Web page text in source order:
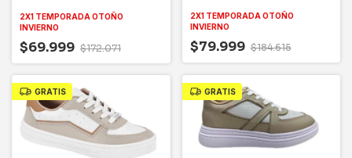
2X1 TEMPORADA OTOÑO
INVIERNO
$69.999 $172.071
2X1 TEMPORADA OTOÑO
INVIERNO
$79.999 $184.615
GRATIS GRATIS